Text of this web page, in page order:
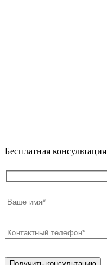
Бесплатная консультация